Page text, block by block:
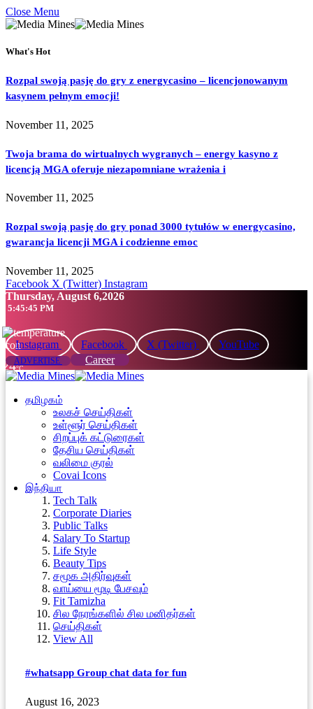
Close Menu
What's Hot
Rozpal swoją pasję do gry z energycasino – licencjonowanym
kasynem pełnym emocji!
November 11, 2025
Twoja brama do wirtualnych wygranych – energy kasyno z
licencją MGA oferuje niezapomniane wrażenia i
November 11, 2025
Rozpal swoją pasję do gry ponad 3000 tytułów w energycasino,
gwarancja licencji MGA i codzienne emoc
November 11, 2025
Facebook X (Twitter) Instagram
Thursday, August 6,2026
5:45:46 PM
24°C
Instagram Facebook X (Twitter) YouTube
ADVERTISE Career
தமிழகம்
உலகச் செய்திகள்
உள்ளூர் செய்திகள்
சிறப்புக் கட்டுரைகள்
தேசிய செய்திகள்
வலிமை குரல்
Covai Icons
இந்தியா
Tech Talk
Corporate Diaries
Public Talks
Salary To Startup
Life Style
Beauty Tips
சமூக அதிர்வுகள்
வாய்யை மூடி பேசவும்
Fit Tamizha
சில நேரங்களில் சில மனிதர்கள்
செய்திகள்
View All
#whatsapp Group chat data for fun
August 16, 2023